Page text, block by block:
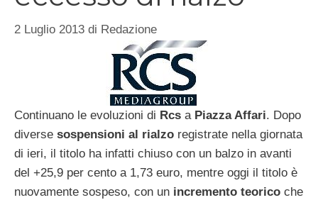
2 Luglio 2013 di Redazione
Continuano le evoluzioni di Rcs a Piazza Affari. Dopo
diverse sospensioni al rialzo registrate nella giornata
di ieri, il titolo ha infatti chiuso con un balzo in avanti
del +25,9 per cento a 1,73 euro, mentre oggi il titolo è
nuovamente sospeso, con un incremento teorico che